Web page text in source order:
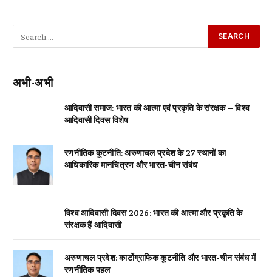
अभी-अभी
आदिवासी समाज: भारत की आत्मा एवं प्रकृति के संरक्षक – विश्व
आदिवासी दिवस विशेष
रणनीतिक कूटनीति: अरुणाचल प्रदेश के 27 स्थानों का
आधिकारिक मानचित्रण और भारत-चीन संबंध
विश्व आदिवासी दिवस 2026: भारत की आत्मा और प्रकृति के
संरक्षक हैं आदिवासी
अरुणाचल प्रदेश: कार्टोग्राफिक कूटनीति और भारत-चीन संबंध में
रणनीतिक पहल